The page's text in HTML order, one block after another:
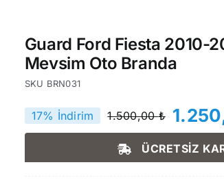
Guard Ford Fiesta 2010-
Mevsim Oto Branda
SKU BRN031
1.500,00₺
Orijinal
fiyat:
1.500,00 ₺.
Şu
andaki
fiyat:
17% İndirim
ÜCRETSİZ